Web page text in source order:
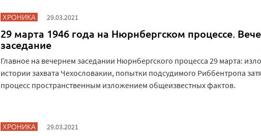
ХРОНИКА 29.03.2021
29 марта 1946 года на Нюрнбергском процессе.
заседание
Главное на вечернем заседании Нюрнбергского процесса 29 марта:
истории захвата Чехословакии, попытки подсудимого Риббентропа
процесс пространственным изложением общеизвестных фактов.
ХРОНИКА 29.03.2021